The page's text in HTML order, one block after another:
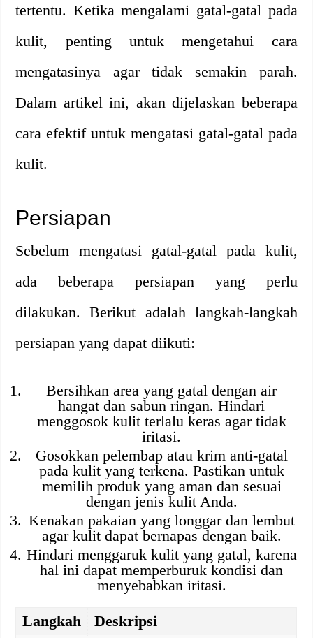
tertentu. Ketika mengalami gatal-gatal pada
kulit, penting untuk mengetahui cara
mengatasinya agar tidak semakin parah.
Dalam artikel ini, akan dijelaskan beberapa
cara efektif untuk mengatasi gatal-gatal pada
kulit.
Persiapan
Sebelum mengatasi gatal-gatal pada kulit,
ada beberapa persiapan yang perlu
dilakukan. Berikut adalah langkah-langkah
persiapan yang dapat diikuti:
Bersihkan area yang gatal dengan air
hangat dan sabun ringan. Hindari
menggosok kulit terlalu keras agar tidak
iritasi.
Gosokkan pelembap atau krim anti-gatal
pada kulit yang terkena. Pastikan untuk
memilih produk yang aman dan sesuai
dengan jenis kulit Anda.
Kenakan pakaian yang longgar dan lembut
agar kulit dapat bernapas dengan baik.
Hindari menggaruk kulit yang gatal, karena
hal ini dapat memperburuk kondisi dan
menyebabkan iritasi.
Langkah Deskripsi